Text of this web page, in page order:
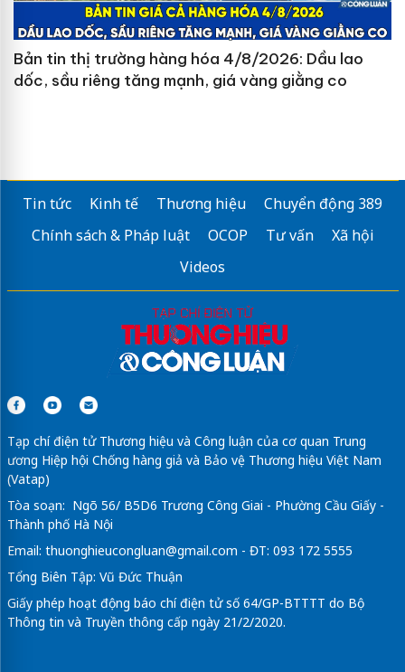
Bản tin thị trường hàng hóa 4/8/2026: Dầu lao
dốc, sầu riêng tăng mạnh, giá vàng giằng co
Tin tức Kinh tế Thương hiệu
Chuyển động 389
Chính sách & Pháp luật
OCOP Tư vấn
Xã hội
Videos
Tạp chí điện tử Thương hiệu và Công luận của cơ quan Trung
ương Hiệp hội Chống hàng giả và Bảo vệ Thương hiệu Việt Nam
(Vatap)
Tòa soạn: Ngõ 56/ B5D6 Trương Công Giai - Phường Cầu Giấy -
Thành phố Hà Nội
Email: thuonghieucongluan@gmail.com - ĐT: 093 172 5555
Tổng Biên Tập: Vũ Đức Thuận
Giấy phép hoạt động báo chí điện tử số 64/GP-BTTTT do Bộ
Thông tin và Truyền thông cấp ngày 21/2/2020.